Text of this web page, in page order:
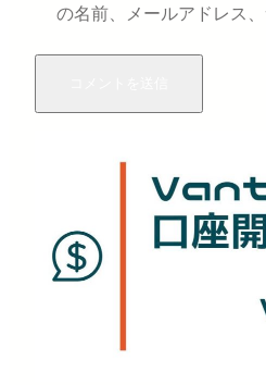
の名前、メールアドレス、